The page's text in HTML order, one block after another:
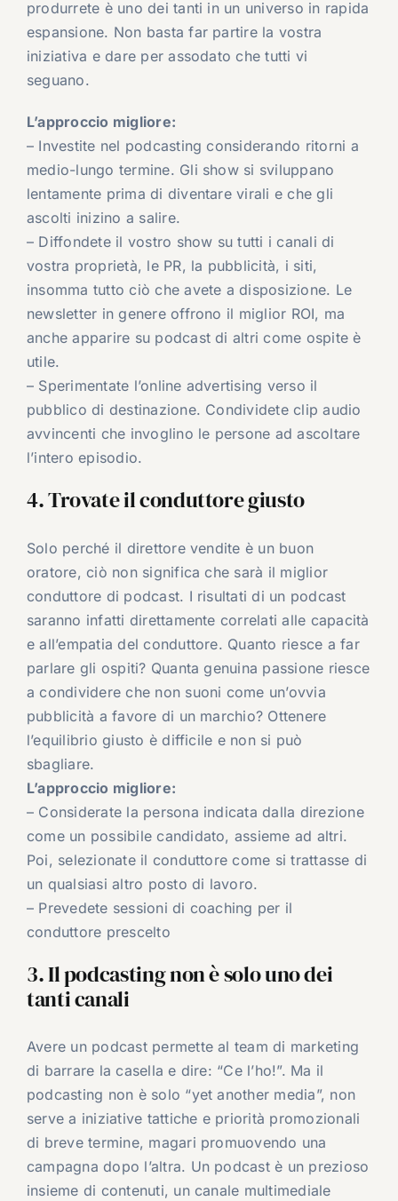
produrrete è uno dei tanti in un universo in rapida
espansione. Non basta far partire la vostra
iniziativa e dare per assodato che tutti vi
seguano.
L’approccio migliore:
– Investite nel podcasting considerando ritorni a
medio-lungo termine. Gli show si sviluppano
lentamente prima di diventare virali e che gli
ascolti inizino a salire.
– Diffondete il vostro show su tutti i canali di
vostra proprietà, le PR, la pubblicità, i siti,
insomma tutto ciò che avete a disposizione. Le
newsletter in genere offrono il miglior ROI, ma
anche apparire su podcast di altri come ospite è
utile.
– Sperimentate l’online advertising verso il
pubblico di destinazione. Condividete clip audio
avvincenti che invoglino le persone ad ascoltare
l’intero episodio.
4. Trovate il conduttore giusto
Solo perché il direttore vendite è un buon
oratore, ciò non significa che sarà il miglior
conduttore di podcast. I risultati di un podcast
saranno infatti direttamente correlati alle capacità
e all’empatia del conduttore. Quanto riesce a far
parlare gli ospiti? Quanta genuina passione riesce
a condividere che non suoni come un’ovvia
pubblicità a favore di un marchio? Ottenere
l’equilibrio giusto è difficile e non si può
sbagliare.
L’approccio migliore:
– Considerate la persona indicata dalla direzione
come un possibile candidato, assieme ad altri.
Poi, selezionate il conduttore come si trattasse di
un qualsiasi altro posto di lavoro.
– Prevedete sessioni di coaching per il
conduttore prescelto
3. Il podcasting non è solo uno dei
tanti canali
Avere un podcast permette al team di marketing
di barrare la casella e dire: “Ce l’ho!”. Ma il
podcasting non è solo “yet another media”, non
serve a iniziative tattiche e priorità promozionali
di breve termine, magari promuovendo una
campagna dopo l’altra. Un podcast è un prezioso
insieme di contenuti, un canale multimediale